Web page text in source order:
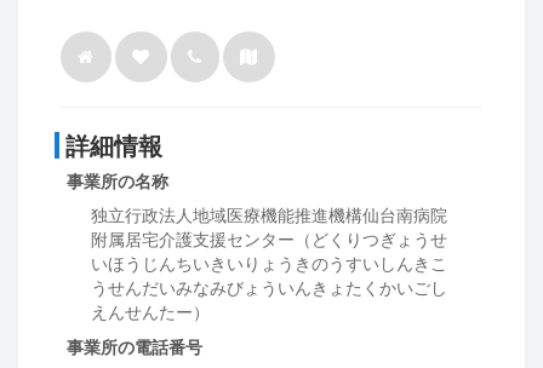
詳細情報
事業所の名称
独立行政法人地域医療機能推進機構仙台南病院
附属居宅介護支援センター（どくりつぎょうせ
いほうじんちいきいりょうきのうすいしんきこ
うせんだいみなみびょういんきょたくかいごし
えんせんたー）
事業所の電話番号